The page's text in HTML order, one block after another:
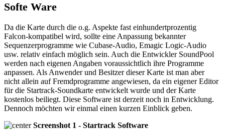
Softe Ware
Da die Karte durch die o.g. Aspekte fast einhundertprozentig
Falcon-kompatibel wird, sollte eine Anpassung bekannter
Sequenzerprogramme wie Cubase-Audio, Emagic Logic-Audio
usw. relativ einfach möglich sein. Auch die Entwickler SoundPool
werden nach eigenen Angaben voraussichtlich ihre Programme
anpassen. Als Anwender und Besitzer dieser Karte ist man aber
nicht allein auf Fremdprogramme angewiesen, da ein eigener Editor
für die Startrack-Soundkarte entwickelt wurde und der Karte
kostenlos beiliegt. Diese Software ist derzeit noch in Entwicklung.
Dennoch möchten wir einmal einen kurzen Einblick geben.
Screenshot 1 - Startrack Software